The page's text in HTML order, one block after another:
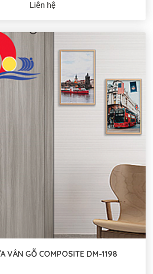
Liên hệ
VÂN GỖ COMPOSITE DM-1198